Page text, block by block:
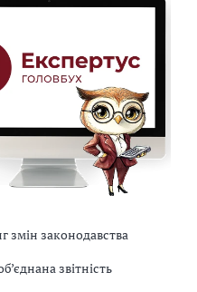
змін законодавства
звітність